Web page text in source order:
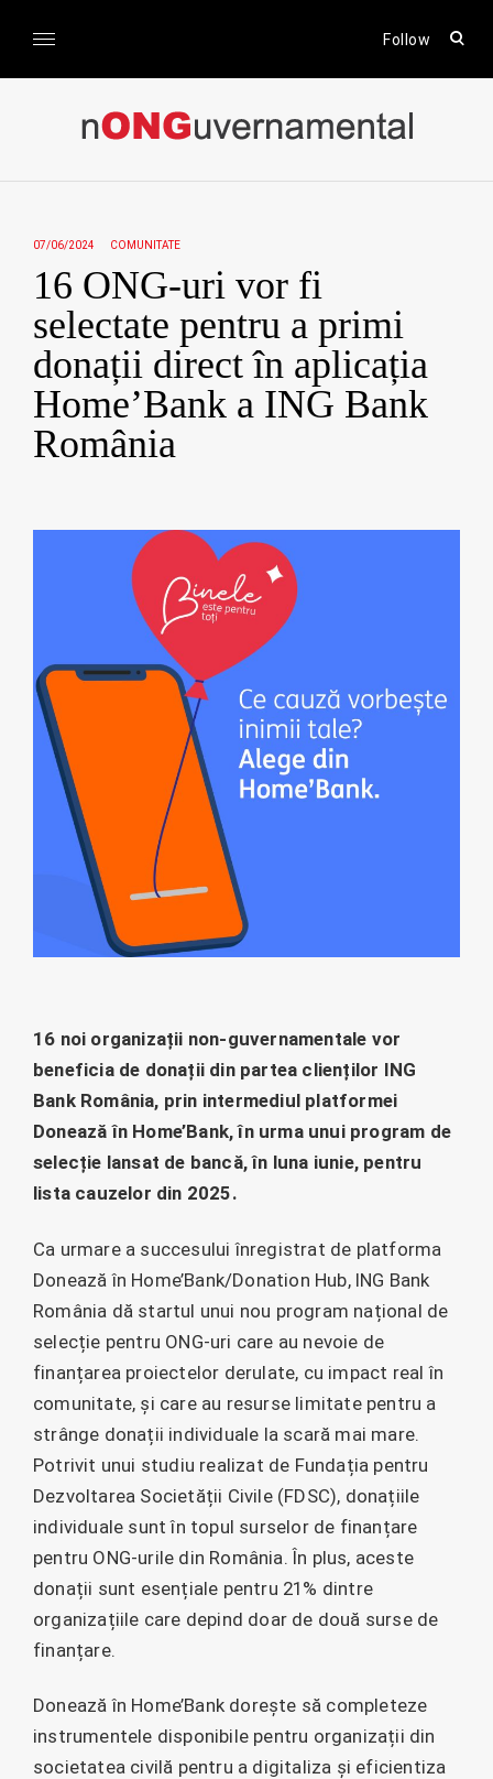
Follow
open
form
nONGuvernamental
07/06/2024 COMUNITATE
16 ONG-uri vor fi
selectate pentru a primi
donații direct în aplicația
Home’Bank a ING Bank
România
16 noi organizații non-guvernamentale vor
beneficia de donații din partea clienților ING
Bank România, prin intermediul platformei
Donează în Home’Bank, în urma unui program de
selecție lansat de bancă, în luna iunie, pentru
lista cauzelor din 2025.
Ca urmare a succesului înregistrat de platforma
Donează în Home’Bank/Donation Hub, ING Bank
România dă startul unui nou program național de
selecție pentru ONG-uri care au nevoie de
finanțarea proiectelor derulate, cu impact real în
comunitate, și care au resurse limitate pentru a
strânge donații individuale la scară mai mare.
Potrivit unui studiu realizat de Fundația pentru
Dezvoltarea Societății Civile (FDSC), donațiile
individuale sunt în topul surselor de finanțare
pentru ONG-urile din România. În plus, aceste
donații sunt esențiale pentru 21% dintre
organizațiile care depind doar de două surse de
finanțare.
Donează în Home’Bank dorește să completeze
instrumentele disponibile pentru organizații din
societatea civilă pentru a digitaliza și eficientiza